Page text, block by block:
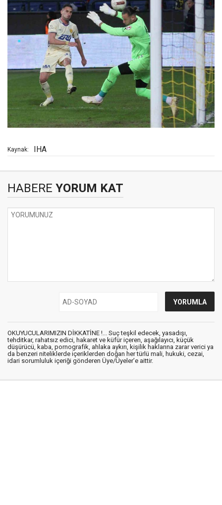
Kaynak: IHA
HABERE YORUM KAT
OKUYUCULARIMIZIN DİKKATİNE !... Suç teşkil edecek, yasadışı,
tehditkar, rahatsız edici, hakaret ve küfür içeren, aşağılayıcı, küçük
düşürücü, kaba, pornografik, ahlaka aykırı, kişilik haklarına zarar verici ya
da benzeri niteliklerde içeriklerden doğan her türlü mali, hukuki, cezai,
idari sorumluluk içeriği gönderen Üye/Üyeler’e aittir.